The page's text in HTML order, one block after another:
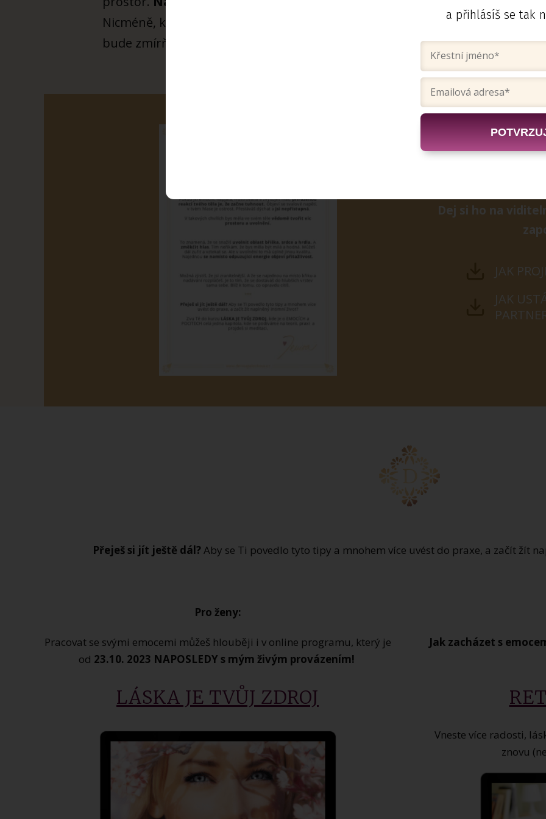
Nicméně, když to dokážeš, partnerka se zpravidla začne dřív nebo později
bude zmírňovat. Původní odstup tak začne nahrazovat víc kontaktu a lásky.
Stáhni si
Dej si ho na
JAK
JAK
Přeješ si jít ještě dál?Aby se Ti povedlo tyto tipy a mnohem více uvést do praxe, a začít žít
Pro ženy:
Pracovat se svými emocemi můžeš hlouběji i v online programu, který je
od 23.10. 2023 NAPOSLEDY s mým živým provázením!
LÁSKA JE TVŮJ ZDROJ
Jak zacházet s
Vneste více radosti,
znovu
a přihlásíš se tak